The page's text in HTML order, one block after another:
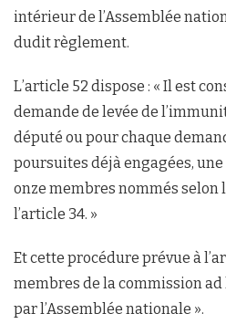
intérieur de l’Assemblée
dudit règlement.
L’article 52 dispose : « Il est
demande de levée de
député ou pour chaque
poursuites déjà engagées,
onze membres nommés selon
l’article 34. »
Et cette procédure prévue à
membres de la commission ad
par l’Assemblée nationale ».